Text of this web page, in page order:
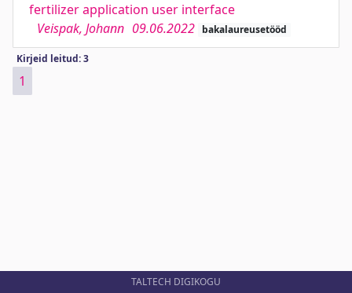
fertilizer application user interface
Veispak, Johann 09.06.2022 bakalaureusetööd
Kirjeid leitud: 3
1
TALTECH DIGIKOGU